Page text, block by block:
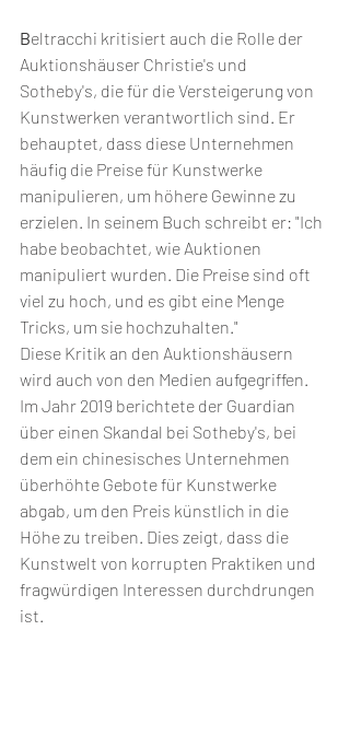
Beltracchi kritisiert auch die Rolle der
Auktionshäuser Christie's und
Sotheby's, die für die Versteigerung von
Kunstwerken verantwortlich sind. Er
behauptet, dass diese Unternehmen
häufig die Preise für Kunstwerke
manipulieren, um höhere Gewinne zu
erzielen. In seinem Buch schreibt er: "Ich
habe beobachtet, wie Auktionen
manipuliert wurden. Die Preise sind oft
viel zu hoch, und es gibt eine Menge
Tricks, um sie hochzuhalten."
Diese Kritik an den Auktionshäusern
wird auch von den Medien aufgegriffen.
Im Jahr 2019 berichtete der Guardian
über einen Skandal bei Sotheby's, bei
dem ein chinesisches Unternehmen
überhöhte Gebote für Kunstwerke
abgab, um den Preis künstlich in die
Höhe zu treiben. Dies zeigt, dass die
Kunstwelt von korrupten Praktiken und
fragwürdigen Interessen durchdrungen
ist.